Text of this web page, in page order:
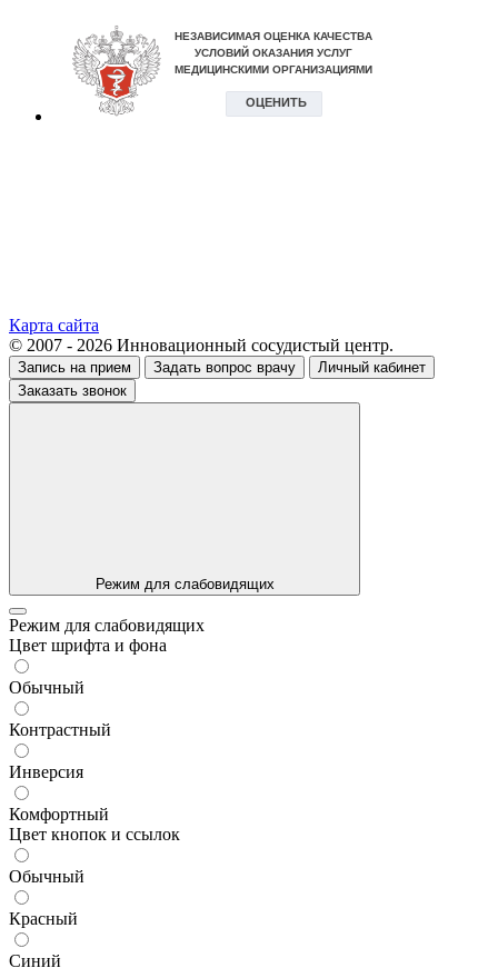
Карта сайта
© 2007 - 2026 Инновационный сосудистый центр.
Запись на прием Задать вопрос врачу
Личный кабинет
Заказать звонок
Режим для слабовидящих
Режим для слабовидящих
Цвет шрифта и фона
Обычный
Контрастный
Инверсия
Комфортный
Цвет кнопок и ссылок
Обычный
Красный
Синий